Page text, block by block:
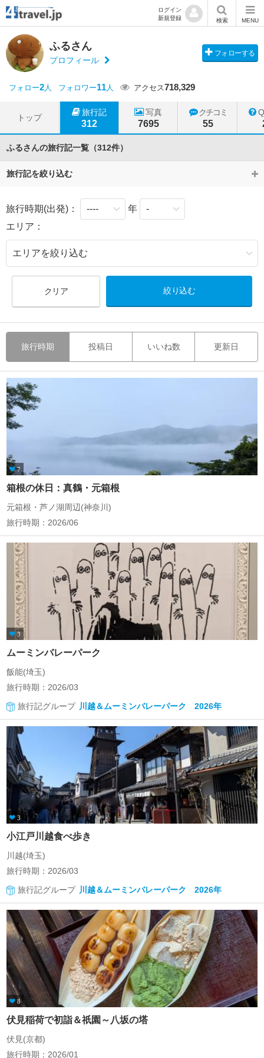
ログイン
新規登録
検索 MENU
ふるさん
プロフィール
フォローする
フォロー2人 フォロワー11人 アクセス718,329
トップ
旅行記
312
写真
7695
クチコミ
55
ふるさんの旅行記一覧（312件）
旅行記を絞り込む
旅行時期(出発)：
年
エリア：
クリア
旅行時期 投稿日 いいね数 更新日
7
箱根の休日：真鶴・元箱根
元箱根・芦ノ湖周辺(神奈川)
旅行時期：2026/06
3
ムーミンバレーパーク
飯能(埼玉)
旅行時期：2026/03
旅行記グループ 川越＆ムーミンバレーパーク 2026年
3
小江戸川越食べ歩き
川越(埼玉)
旅行時期：2026/03
旅行記グループ 川越＆ムーミンバレーパーク 2026年
8
伏見稲荷で初詣＆祇園～八坂の塔
伏見(京都)
旅行時期：2026/01